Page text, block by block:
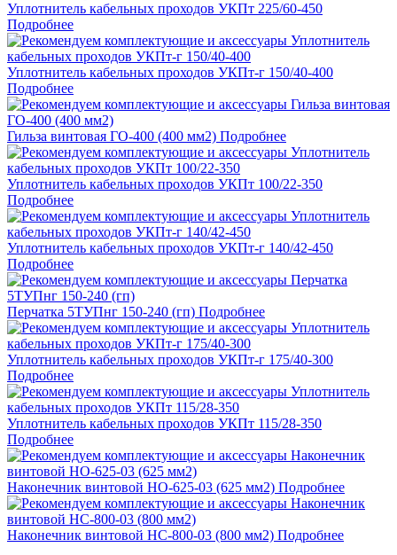
Уплотнитель кабельных проходов УКПт 225/60-450
Подробнее
Уплотнитель кабельных проходов УКПт-г 150/40-400
Подробнее
Гильза винтовая ГО-400 (400 мм2) Подробнее
Уплотнитель кабельных проходов УКПт 100/22-350
Подробнее
Уплотнитель кабельных проходов УКПт-г 140/42-450
Подробнее
Перчатка 5ТУПнг 150-240 (гп) Подробнее
Уплотнитель кабельных проходов УКПт-г 175/40-300
Подробнее
Уплотнитель кабельных проходов УКПт 115/28-350
Подробнее
Наконечник винтовой НО-625-03 (625 мм2) Подробнее
Наконечник винтовой НС-800-03 (800 мм2) Подробнее